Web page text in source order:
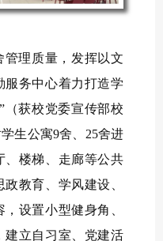
管理质量，发挥以文
服务中心着力打造学
（获校党委宣传部校
生公寓9舍、25舍进
、楼梯、走廊等公共
教育、学风建设、
设置小型健身角、
建立自习室、党建活